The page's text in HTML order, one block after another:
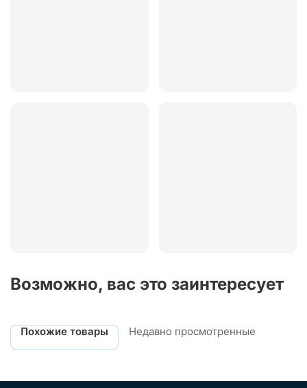
Возможно, вас это заинтересует
Похожие товары Недавно просмотренные